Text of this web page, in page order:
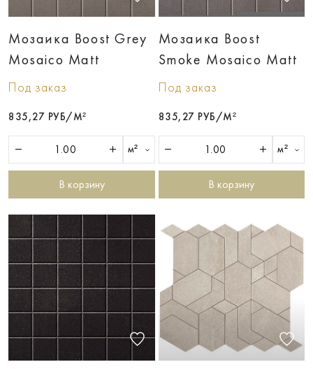
Мозаика Boost Grey
Mosaico Matt
Под заказ
835,27 РУБ/М²
м²
В корзину
Мозаика Boost
Smoke Mosaico Matt
Под заказ
835,27 РУБ/М²
м²
В корзину